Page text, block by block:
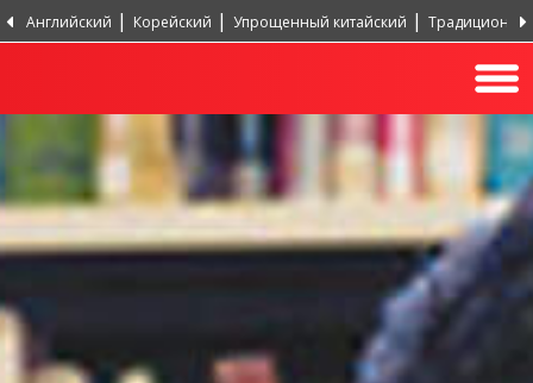
Английский Корейский Упрощенный китайский